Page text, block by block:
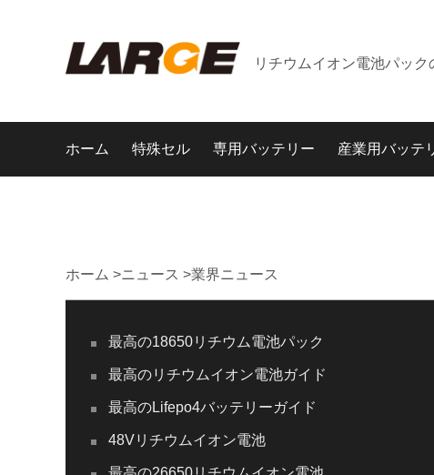
リチウムイオン電池パッ
ホーム 特殊セル 専用バッテリー 産業用バッテ
ホーム >ニュース >業界ニュース
最高の18650リチウム電池パック
最高のリチウムイオン電池ガイド
最高のLifepo4バッテリーガイド
48Vリチウムイオン電池